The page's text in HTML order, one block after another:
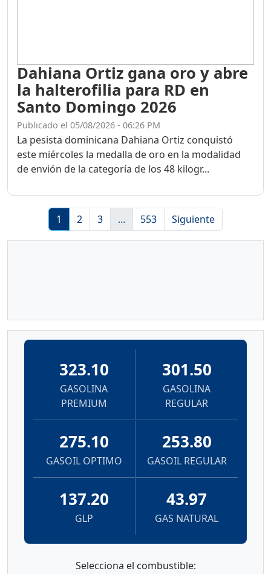
Dahiana Ortiz gana oro y abre
la halterofilia para RD en
Santo Domingo 2026
Publicado el 05/08/2026 - 06:26 PM
La pesista dominicana Dahiana Ortiz conquistó
este miércoles la medalla de oro en la modalidad
de envión de la categoría de los 48 kilogr...
1 2 3 ... 553 Siguiente
323.10
GASOLINA
PREMIUM
301.50
GASOLINA
REGULAR
275.10
GASOIL OPTIMO
253.80
GASOIL REGULAR
137.20
GLP
43.97
GAS NATURAL
Selecciona el combustible: